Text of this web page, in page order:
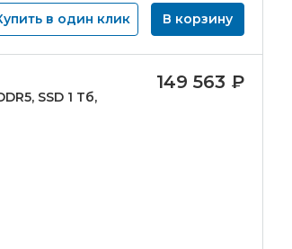
в один клик В корзину
SSD 1 Тб,
149 563 ₽